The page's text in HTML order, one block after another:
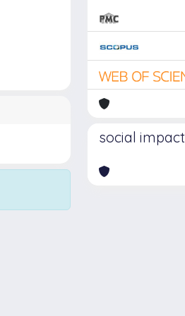
social impact